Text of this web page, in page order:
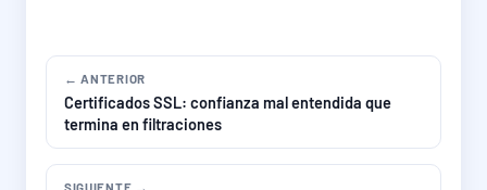
← ANTERIOR
Certificados SSL: confianza mal entendida que
termina en filtraciones
SIGUIENTE →